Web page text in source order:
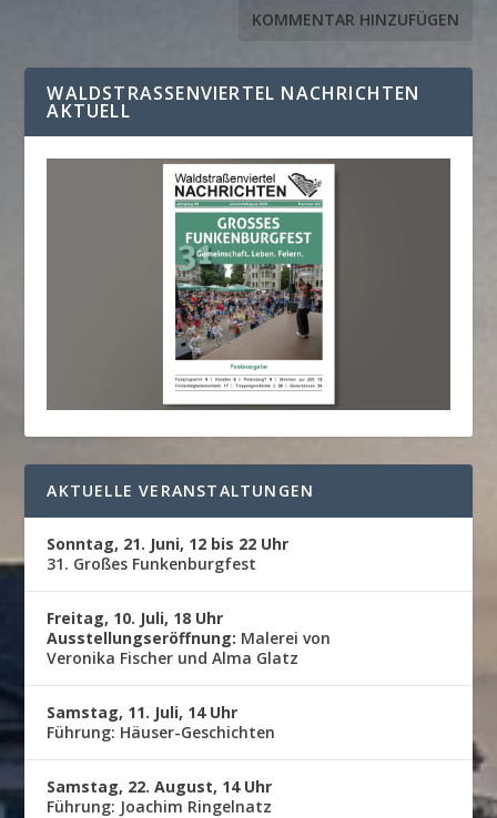
WALDSTRASSENVIERTEL NACHRICHTEN A
KTUELL
AKTUELLE VERANSTALTUNGEN
Sonntag, 21. Juni, 12 bis 22 Uhr
31. Großes Funkenburgfest
Freitag, 10. Juli, 18 Uhr
Ausstellungseröffnung: Malerei von
Veronika Fischer und Alma Glatz
Samstag, 11. Juli, 14 Uhr
Führung: Häuser-Geschichten
Samstag, 22. August, 14 Uhr
Führung: Joachim Ringelnatz